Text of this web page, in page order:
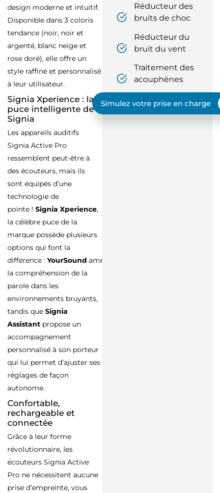
design moderne et intuitif.
Disponible dans 3 coloris
tendance (noir, noir et
argenté, blanc neige et
rose doré), elle offre un
style raffiné et personnalisé
à leur utilisateur.
Signia Xperience : la
puce intelligente de
Signia
Les appareils auditifs
Signia Active Pro
ressemblent peut-être à
des écouteurs, mais ils
sont équipés d’une
technologie de
pointe ! Signia Xperience,
la célèbre puce de la
marque possède plusieurs
options qui font la
différence : YourSound améliore
la compréhension de la
parole dans les
environnements bruyants,
tandis que Signia
Assistant propose un
accompagnement
personnalisé à son porteur
qui lui permet d’ajuster ses
réglages de façon
autonome.
Confortable,
rechargeable et
connectée
Grâce à leur forme
révolutionnaire, les
écouteurs Signia Active
Pro ne nécessitent aucune
prise d’empreinte, vous
Réducteur des
bruits de choc
Réducteur du
bruit du vent
Traitement des
acouphènes
Simulez votre prise en charge